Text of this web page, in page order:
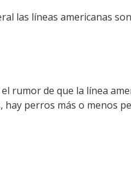
las líneas americanas
rumor de que la línea
hay perros más o menos